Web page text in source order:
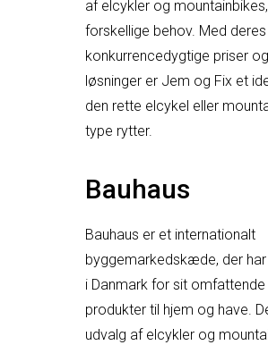
af elcykler og
forskellige behov. Med
konkurrencedygtige priser
løsninger er Jem og Fix et
den rette elcykel eller
type rytter.
Bauhaus
Bauhaus er et internationalt
byggemarkedskæde, der
i Danmark for sit
produkter til hjem og have.
udvalg af elcykler og